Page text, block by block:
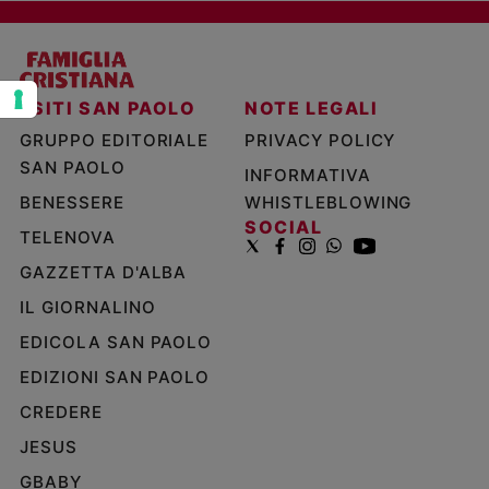
Policy
Chi
siamo
Contatti
Registrati
Redazione
I SITI SAN PAOLO
GRUPPO EDITORIALE
SAN PAOLO
BENESSERE
TELENOVA
GAZZETTA D'ALBA
IL GIORNALINO
EDICOLA SAN PAOLO
EDIZIONI SAN PAOLO
CREDERE
JESUS
GBABY
NOTE LEGALI
PRIVACY POLICY
INFORMATIVA
WHISTLEBLOWING
SOCIAL